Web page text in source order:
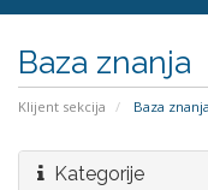
Baza znanja
Klijent sekcija Baza znanja
Kategorije